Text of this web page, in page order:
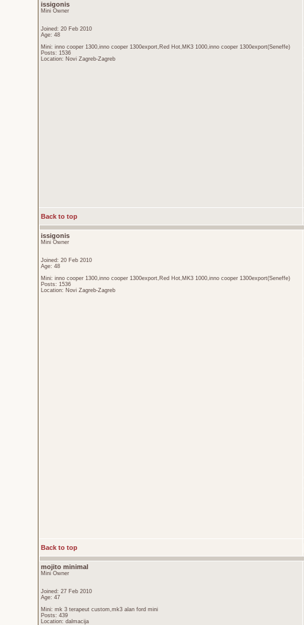
issigonis
Mini Owner
Joined: 20 Feb 2010
Age: 48
Mini: inno cooper 1300,inno cooper 1300export,Red Hot,MK3 1000,inno cooper 1300export(Seneffe)
Posts: 1536
Location: Novi Zagreb-Zagreb
Back to top
issigonis
Mini Owner
Joined: 20 Feb 2010
Age: 48
Mini: inno cooper 1300,inno cooper 1300export,Red Hot,MK3 1000,inno cooper 1300export(Seneffe)
Posts: 1536
Location: Novi Zagreb-Zagreb
Back to top
mojito minimal
Mini Owner
Joined: 27 Feb 2010
Age: 47
Mini: mk 3 terapeut custom,mk3 alan ford mini
Posts: 439
Location: dalmacija